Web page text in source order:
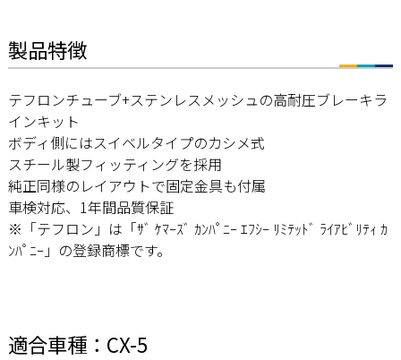
製品特徴
テフロンチューブ+ステンレスメッシュの高耐圧ブレーキラ
インキット
ボディ側にはスイベルタイプのカシメ式
スチール製フィッティングを採用
純正同様のレイアウトで固定金具も付属
車検対応、1年間品質保証
※「テフロン」は「ｻﾞ ｹﾏｰｽﾞ ｶﾝﾊﾟﾆｰ ｴﾌｼｰ ﾘﾐﾃｯﾄﾞ ﾗｲｱﾋﾞﾘﾃｨ ｶ
ﾝﾊﾟﾆｰ」の登録商標です。
適合車種：CX-5